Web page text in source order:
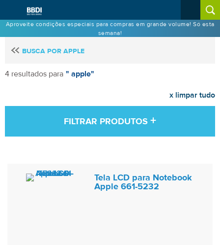
Aproveite condições especiais para compras em grande volume! Só esta
semana!
BUSCA POR APPLE
4 resultados para " apple"
x limpar tudo
FILTRAR PRODUTOS +
Tela LCD para Notebook
Apple 661-5232